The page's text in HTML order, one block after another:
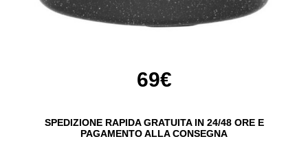
69€
SPEDIZIONE RAPIDA GRATUITA IN 24/48 ORE E
PAGAMENTO ALLA CONSEGNA